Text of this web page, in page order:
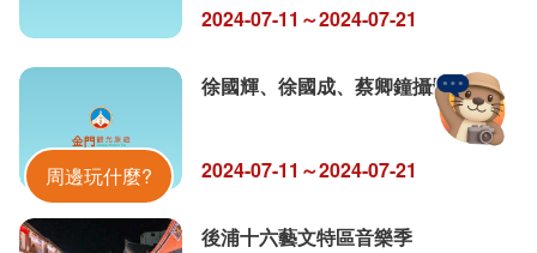
2024-07-11～2024-07-21
徐國輝、徐國成、蔡卿鐘攝影聯展
2024-07-11～2024-07-21
後浦十六藝文特區音樂季
周邊玩什麼?